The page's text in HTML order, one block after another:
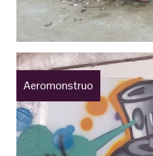
Aeromonstruo